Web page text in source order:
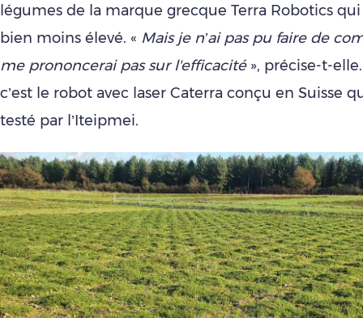
légumes de la marque grecque Terra Robotics
bien moins élevé. « Mais je n’ai pas pu faire de
me prononcerai pas sur l'efficacité», précise-t-
c’est le robot avec laser Caterra conçu en Suisse
testé par l’Iteipmei.